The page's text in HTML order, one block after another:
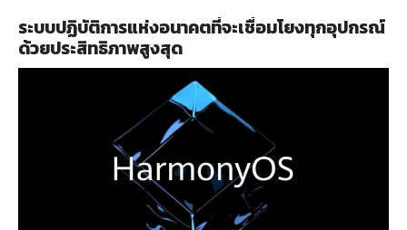
ระบบปฏิบัติการแห่งอนาคตที่จะเชื่อมโยงทุกอุปกรณ์
ด้วยประสิทธิภาพสูงสุด